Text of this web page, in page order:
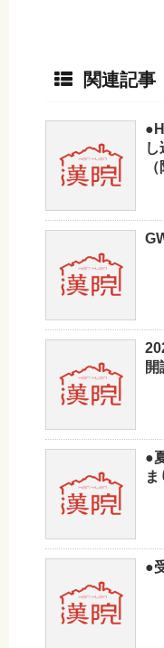
関連記事
し
開
●
ま
●